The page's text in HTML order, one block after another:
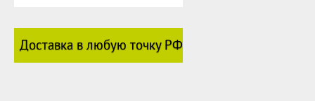
Доставка в любую точку РФ